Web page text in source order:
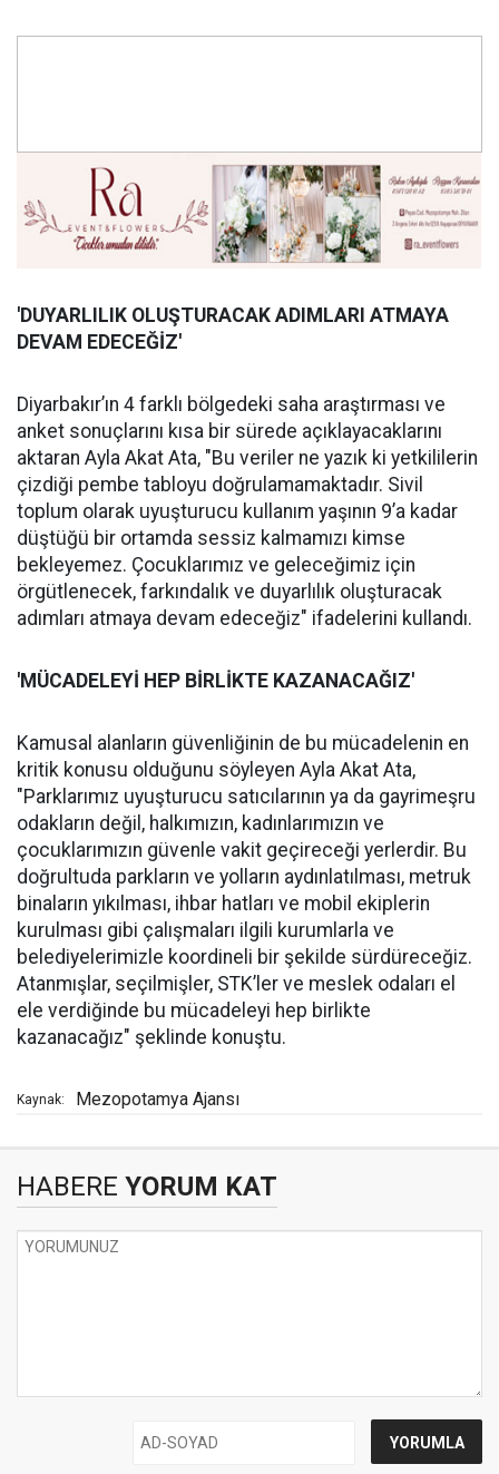
'DUYARLILIK OLUŞTURACAK ADIMLARI ATMAYA
DEVAM EDECEĞİZ'
Diyarbakır’ın 4 farklı bölgedeki saha araştırması ve
anket sonuçlarını kısa bir sürede açıklayacaklarını
aktaran Ayla Akat Ata, "Bu veriler ne yazık ki yetkililerin
çizdiği pembe tabloyu doğrulamamaktadır. Sivil
toplum olarak uyuşturucu kullanım yaşının 9’a kadar
düştüğü bir ortamda sessiz kalmamızı kimse
bekleyemez. Çocuklarımız ve geleceğimiz için
örgütlenecek, farkındalık ve duyarlılık oluşturacak
adımları atmaya devam edeceğiz" ifadelerini kullandı.
'MÜCADELEYİ HEP BİRLİKTE KAZANACAĞIZ'
Kamusal alanların güvenliğinin de bu mücadelenin en
kritik konusu olduğunu söyleyen Ayla Akat Ata,
"Parklarımız uyuşturucu satıcılarının ya da gayrimeşru
odakların değil, halkımızın, kadınlarımızın ve
çocuklarımızın güvenle vakit geçireceği yerlerdir. Bu
doğrultuda parkların ve yolların aydınlatılması, metruk
binaların yıkılması, ihbar hatları ve mobil ekiplerin
kurulması gibi çalışmaları ilgili kurumlarla ve
belediyelerimizle koordineli bir şekilde sürdüreceğiz.
Atanmışlar, seçilmişler, STK’ler ve meslek odaları el
ele verdiğinde bu mücadeleyi hep birlikte
kazanacağız" şeklinde konuştu.
Kaynak: Mezopotamya Ajansı
HABERE YORUM KAT